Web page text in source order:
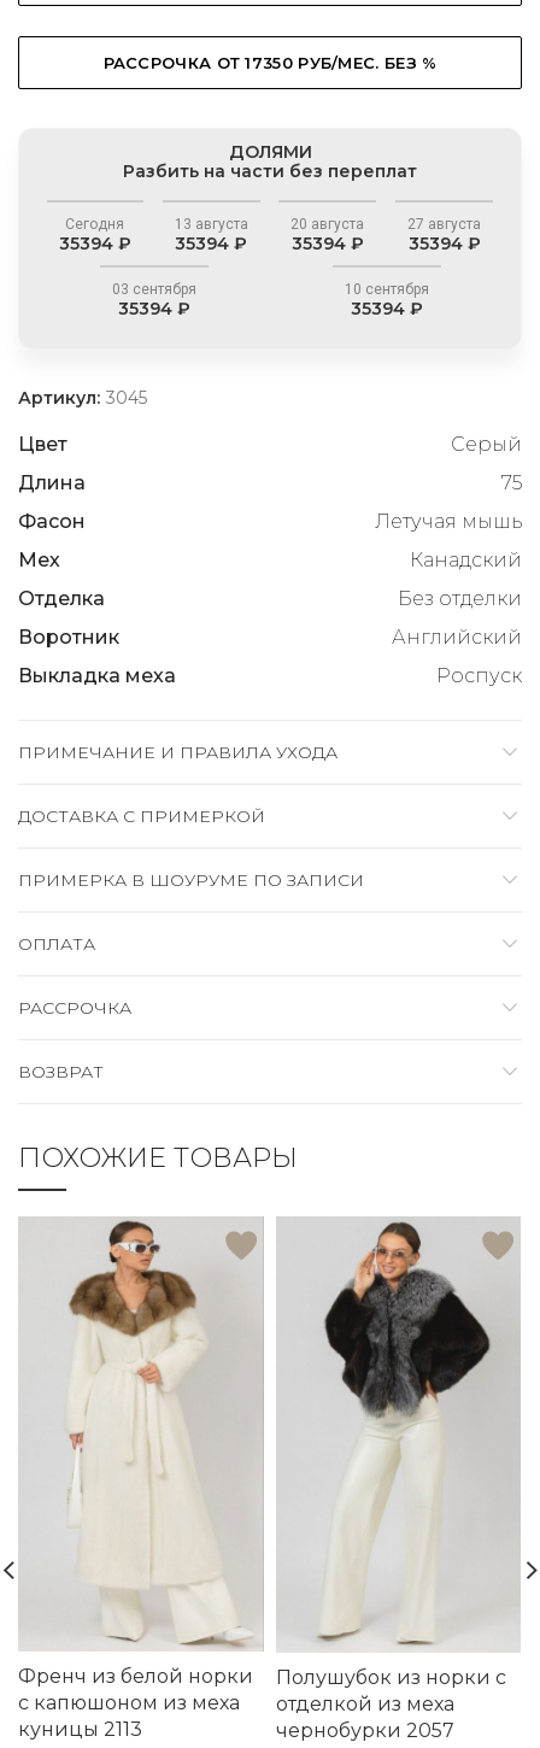
РАССРОЧКА ОТ 17350 РУБ/МЕС. БЕЗ %
ДОЛЯМИ
Разбить на части без переплат
Сегодня
35394 ₽
13 августа
35394 ₽
20 августа
35394 ₽
27 августа
35394 ₽
03 сентября
35394 ₽
10 сентября
35394 ₽
Артикул: 3045
Цвет
Серый
Длина
75
Фасон
Летучая мышь
Мех
Канадский
Отделка
Без отделки
Воротник
Английский
Выкладка меха
Роспуск
ПРИМЕЧАНИЕ И ПРАВИЛА УХОДА
ДОСТАВКА C ПРИМЕРКОЙ
ПРИМЕРКА В ШОУРУМЕ ПО ЗАПИСИ
ОПЛАТА
РАССРОЧКА
ВОЗВРАТ
ПОХОЖИЕ ТОВАРЫ
Френч из белой норки
с капюшоном из меха
куницы 2113
Полушубок из норки с
отделкой из меха
чернобурки 2057